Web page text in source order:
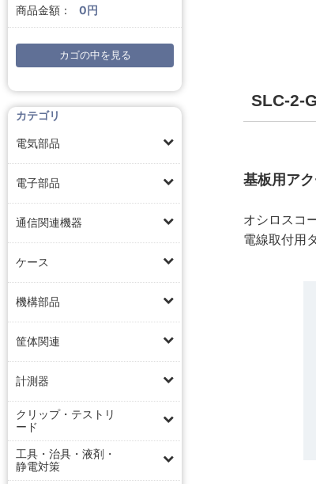
商品金額：
0円
カゴの中を見る
カテゴリ
電気部品
電子部品
通信関連機器
ケース
機構部品
筐体関連
計測器
クリップ・テストリ
ード
工具・治具・液剤・
静電対策
SLC-2-
基板用ア
オシロスコ
電線取付用